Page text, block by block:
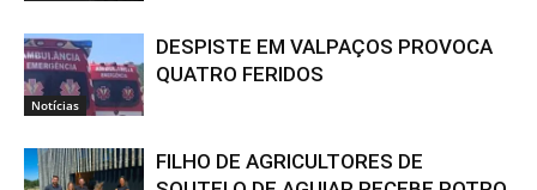
Notícias
DESPISTE EM VALPAÇOS PROVOCA
QUATRO FERIDOS
FILHO DE AGRICULTORES DE